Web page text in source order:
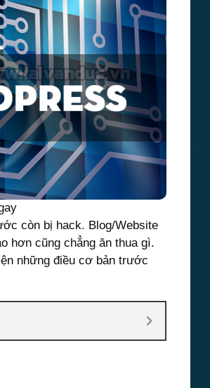
còn bị hack. Blog/Website
hơn cũng chẳng ăn thua gì.
những điều cơ bản trước